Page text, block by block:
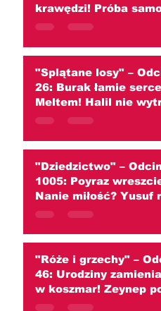
krawędzi! Próba
szokujący ślub z
"Splątane losy" –
26: Burak łamie serce
Meltem! Halil nie
ciężaru wielkiej
"Dziedzictwo" –
1005: Poyraz
Nanie miłość? Yusuf
tylko jedno marzenie!
"Róże i grzechy" –
46: Urodziny
w koszmar! Zeynep
sekret Mustafy, a